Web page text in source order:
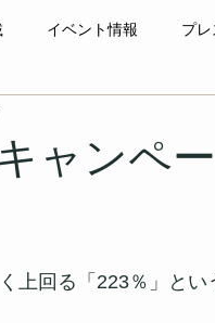
イベント情報 プ
キャンペ
上回る「223％」とい